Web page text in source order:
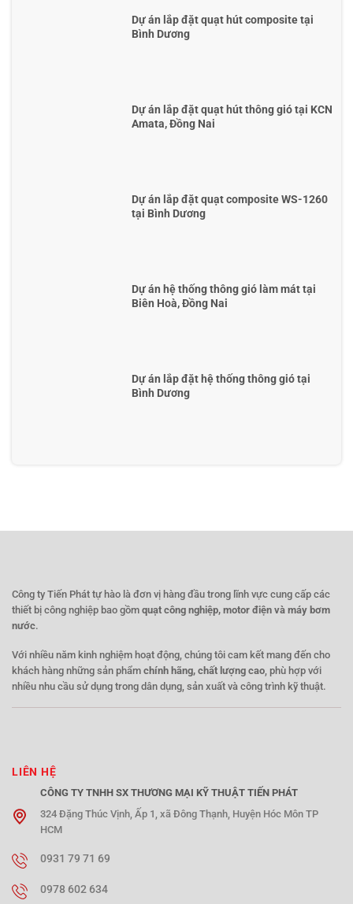
Dự án lắp đặt quạt hút composite tại
Bình Dương
Dự án lắp đặt quạt hút thông gió tại KCN
Amata, Đồng Nai
Dự án lắp đặt quạt composite WS-1260
tại Bình Dương
Dự án hệ thống thông gió làm mát tại
Biên Hoà, Đồng Nai
Dự án lắp đặt hệ thống thông gió tại
Bình Dương
Công ty Tiến Phát tự hào là đơn vị hàng đầu trong lĩnh vực cung cấp các
thiết bị công nghiệp bao gồm quạt công nghiệp, motor điện và máy bơm
nước.
Với nhiều năm kinh nghiệm hoạt động, chúng tôi cam kết mang đến cho
khách hàng những sản phẩm chính hãng, chất lượng cao , phù hợp với
nhiều nhu cầu sử dụng trong dân dụng, sản xuất và công trình kỹ thuật.
LIÊN HỆ
CÔNG TY TNHH SX THƯƠNG MẠI KỸ THUẬT TIẾN PHÁT
324 Đặng Thúc Vịnh, Ấp 1, xã Đông Thạnh, Huyện Hóc Môn TP
HCM
0931 79 71 69
0978 602 634